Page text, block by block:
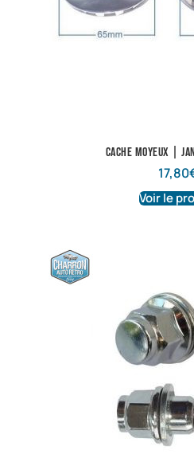
Cache moyeux |
17,80
Voir le